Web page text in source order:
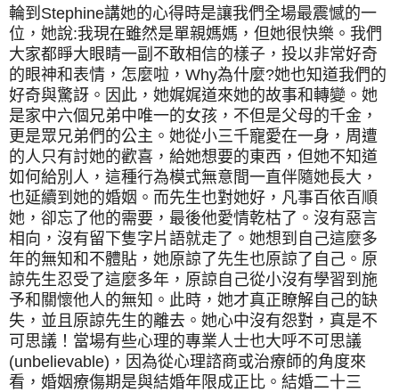
輪到Stephine講她的心得時是讓我們全場最震憾的一
位，她說:我現在雖然是單親媽媽，但她很快樂。我們
大家都睜大眼睛一副不敢相信的樣子，投以非常好奇
的眼神和表情，怎麼啦，Why為什麼?她也知道我們的
好奇與驚訝。因此，她娓娓道來她的故事和轉變。她
是家中六個兄弟中唯一的女孩，不但是父母的千金，
更是眾兄弟們的公主。她從小三千寵愛在一身，周遭
的人只有討她的歡喜，給她想要的東西，但她不知道
如何給別人，這種行為模式無意間一直伴隨她長大，
也延續到她的婚姻。而先生也對她好，凡事百依百順
她，卻忘了他的需要，最後他愛情乾枯了。沒有惡言
相向，沒有留下隻字片語就走了。她想到自己這麼多
年的無知和不體貼，她原諒了先生也原諒了自己。原
諒先生忍受了這麼多年，原諒自己從小沒有學習到施
予和關懷他人的無知。此時，她才真正瞭解自己的缺
失，並且原諒先生的離去。她心中沒有怨對，真是不
可思議！當場有些心理的專業人士也大呼不可思議
(unbelievable)，因為從心理諮商或治療師的角度來
看，婚姻療傷期是與結婚年限成正比。結婚二十三